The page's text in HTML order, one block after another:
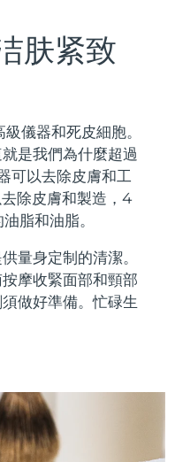
肤紧致
儀器和死皮細胞。
是我們為什麼超過
可以去除皮膚和工
除皮膚和製造，4
脂和油脂。
量身定制的清潔。
摩收緊面部和頸部
做好準備。忙碌生
on-the-go
& lips
skincare
for young skin
腔護理
toothbrush
toothbrush
預計送達日期 8/9/26
預計送達日期8/14/26
預計送達日期 8/11/26
預計送達日期
預計送達日期8/8/26
預計送達日期
預計送達日期